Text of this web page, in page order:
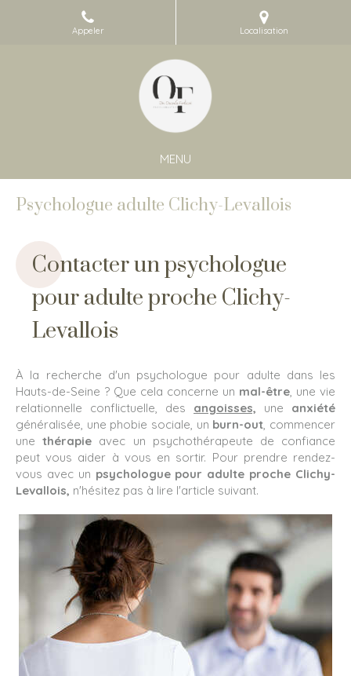
Appeler Localisation
MENU
Psychologue adulte Clichy-Levallois
Contacter un psychologue
pour adulte proche Clichy-
Levallois
À la recherche d'un psychologue pour adulte dans les
Hauts-de-Seine ? Que cela concerne un mal-être, une vie
relationnelle conflictuelle, des angoisses, une anxiété
généralisée, une phobie sociale, un burn-out, commencer
unethérapie avec un psychothérapeute de confiance
peut vous aider à vous en sortir. Pour prendre rendez-
vous avec un psychologue pour adulte proche Clichy-
Levallois, n'hésitez pas à lire l'article suivant.